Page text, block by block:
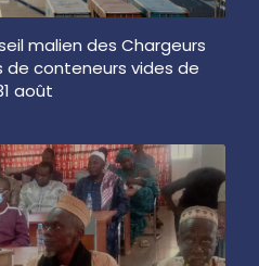
malien des Chargeurs
conteneurs vides de
août